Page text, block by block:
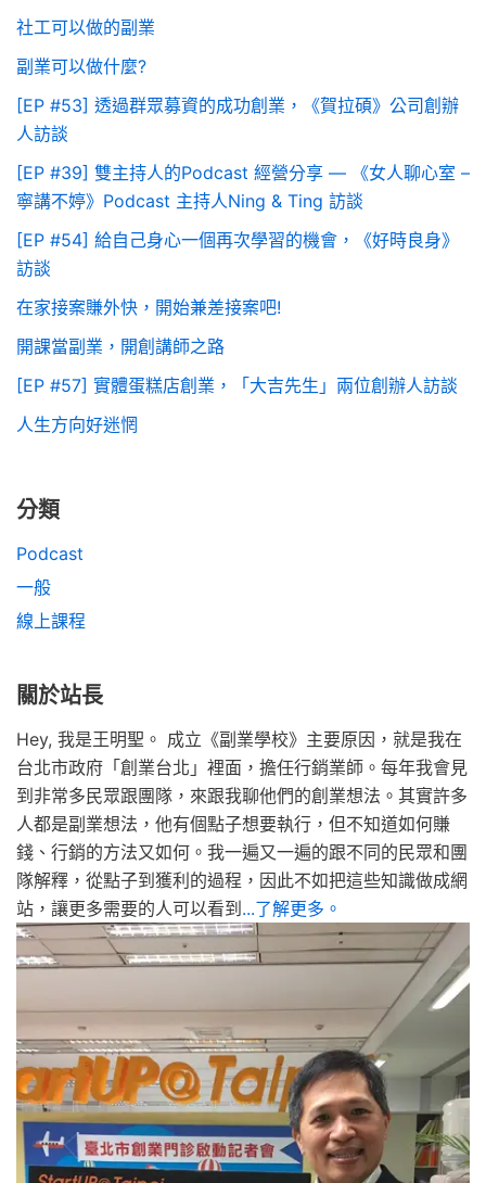
社工可以做的副業
副業可以做什麼?
[EP #53] 透過群眾募資的成功創業，《賀拉碩》公司創辦
人訪談
[EP #39] 雙主持人的Podcast 經營分享 — 《女人聊心室 –
寧講不婷》Podcast 主持人Ning & Ting 訪談
[EP #54] 給自己身心一個再次學習的機會，《好時良身》
訪談
在家接案賺外快，開始兼差接案吧!
開課當副業，開創講師之路
[EP #57] 實體蛋糕店創業，「大吉先生」兩位創辦人訪談
人生方向好迷惘
分類
Podcast
一般
線上課程
關於站長
Hey, 我是王明聖。 成立《副業學校》主要原因，就是我在
台北市政府「創業台北」裡面，擔任行銷業師。每年我會見
到非常多民眾跟團隊，來跟我聊他們的創業想法。其實許多
人都是副業想法，他有個點子想要執行，但不知道如何賺
錢、行銷的方法又如何。我一遍又一遍的跟不同的民眾和團
隊解釋，從點子到獲利的過程，因此不如把這些知識做成網
站，讓更多需要的人可以看到 ...了解更多。